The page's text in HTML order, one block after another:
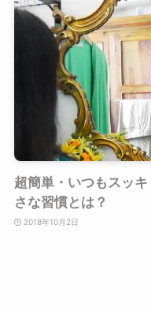
超簡単・いつもスッ
さな習慣とは？
2018年10月2日